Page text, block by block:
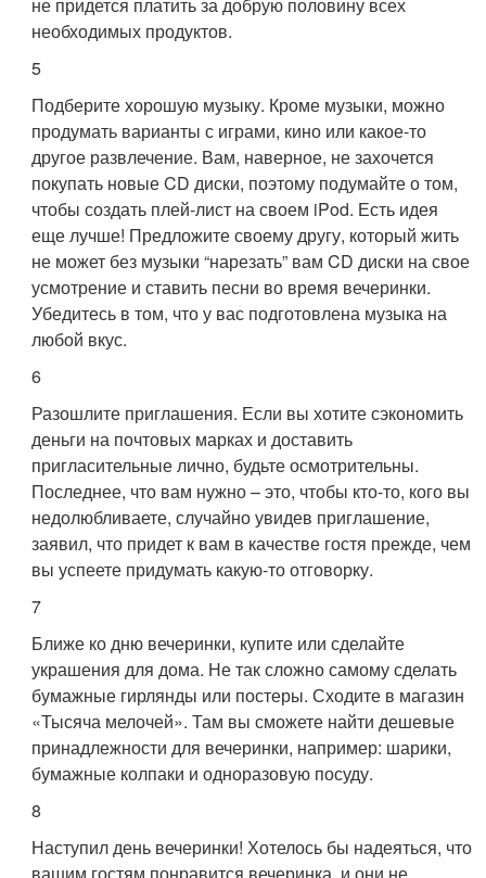
необходимых продуктов.
5
Подберите хорошую музыку. Кроме музыки, можно
продумать варианты с играми, кино или какое-то
другое развлечение. Вам, наверное, не захочется
покупать новые CD диски, поэтому подумайте о том,
чтобы создать плей-лист на своем iPod. Есть идея
еще лучше! Предложите своему другу, который жить
не может без музыки “нарезать” вам CD диски на свое
усмотрение и ставить песни во время вечеринки.
Убедитесь в том, что у вас подготовлена музыка на
любой вкус.
6
Разошлите приглашения. Если вы хотите сэкономить
деньги на почтовых марках и доставить
пригласительные лично, будьте осмотрительны.
Последнее, что вам нужно – это, чтобы кто-то, кого вы
недолюбливаете, случайно увидев приглашение,
заявил, что придет к вам в качестве гостя прежде, чем
вы успеете придумать какую-то отговорку.
7
Ближе ко дню вечеринки, купите или сделайте
украшения для дома. Не так сложно самому сделать
бумажные гирлянды или постеры. Сходите в магазин
«Тысяча мелочей». Там вы сможете найти дешевые
принадлежности для вечеринки, например: шарики,
бумажные колпаки и одноразовую посуду.
8
Наступил день вечеринки! Хотелось бы надеяться, что